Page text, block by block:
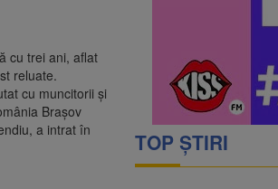
Potra. Judecătorii decid dacă începe
de Senat. Proiectul merge la promulgare
cu trei ani, aflat
reluate.
cu muncitorii și
Brașov
a intrat în
TOP ȘTIRI